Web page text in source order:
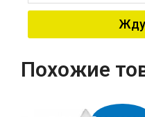
Жду
Похожие